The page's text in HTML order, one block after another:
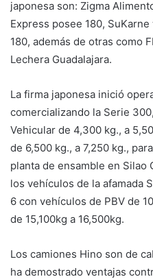
japonesa son: Zigma
Express posee 180,
180, además de otras como
Lechera Guadalajara.
La firma japonesa inició
comercializando la Serie
Vehicular de 4,300 kg., a
de 6,500 kg., a 7,250 kg.,
planta de ensamble en Silao
los vehículos de la afamada
6 con vehículos de PBV de
de 15,100kg a 16,500kg.
Los camiones Hino son de
ha demostrado ventajas